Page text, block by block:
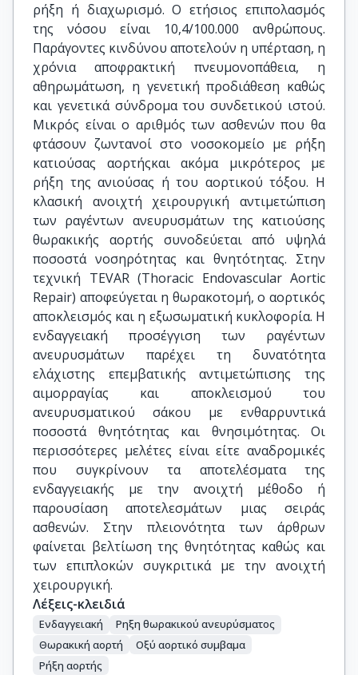
ρήξη ή διαχωρισμό. Ο ετήσιος επιπολασμός
της νόσου είναι 10,4/100.000 ανθρώπους.
Παράγοντες κινδύνου αποτελούν η υπέρταση, η
χρόνια αποφρακτική πνευμονοπάθεια, η
αθηρωμάτωση, η γενετική προδιάθεση καθώς
και γενετικά σύνδρομα του συνδετικού ιστού.
Μικρός είναι ο αριθμός των ασθενών που θα
φτάσουν ζωντανοί στο νοσοκομείο με ρήξη
κατιούσας αορτήςκαι ακόμα μικρότερος με
ρήξη της ανιούσας ή του αορτικού τόξου. Η
κλασική ανοιχτή χειρουργική αντιμετώπιση
των ραγέντων ανευρυσμάτων της κατιούσης
θωρακικής αορτής συνοδεύεται από υψηλά
ποσοστά νοσηρότητας και θνητότητας. Στην
τεχνική TEVAR (Thoracic Endovascular Aortic
Repair) αποφεύγεται η θωρακοτομή, ο αορτικός
αποκλεισμός και η εξωσωματική κυκλοφορία. Η
ενδαγγειακή προσέγγιση των ραγέντων
ανευρυσμάτων παρέχει τη δυνατότητα
ελάχιστης επεμβατικής αντιμετώπισης της
αιμορραγίας και αποκλεισμού του
ανευρυσματικού σάκου με ενθαρρυντικά
ποσοστά θνητότητας και θνησιμότητας. Οι
περισσότερες μελέτες είναι είτε αναδρομικές
που συγκρίνουν τα αποτελέσματα της
ενδαγγειακής με την ανοιχτή μέθοδο ή
παρουσίαση αποτελεσμάτων μιας σειράς
ασθενών. Στην πλειονότητα των άρθρων
φαίνεται βελτίωση της θνητότητας καθώς και
των επιπλοκών συγκριτικά με την ανοιχτή
χειρουργική.
Λέξεις-κλειδιά
Eνδαγγειακή
Ρηξη θωρακικού ανευρύσματος
Θωρακική αορτή
Οξύ αορτικό συμβαμα
Ρήξη αορτής